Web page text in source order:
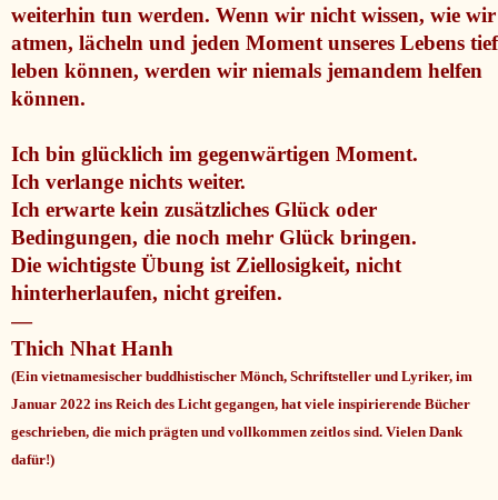
weiterhin tun werden. Wenn wir nicht wissen, wie wir
atmen, lächeln und jeden Moment unseres Lebens tief
leben können, werden wir niemals jemandem helfen
können.
Ich bin glücklich im gegenwärtigen Moment.
Ich verlange nichts weiter.
Ich erwarte kein zusätzliches Glück oder
Bedingungen, die noch mehr Glück bringen.
Die wichtigste Übung ist Ziellosigkeit, nicht
hinterherlaufen, nicht greifen.
—
Thich Nhat Hanh
(Ein vietnamesischer buddhistischer Mönch, Schriftsteller und Lyriker, im
Januar 2022 ins Reich des Licht gegangen, hat viele inspirierende Bücher
geschrieben, die mich prägten und vollkommen zeitlos sind. Vielen Dank
dafür!)